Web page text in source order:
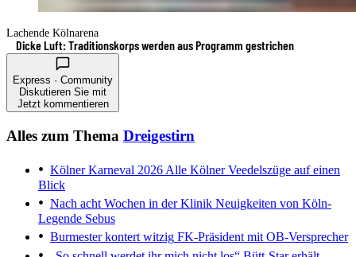
Lachende Kölnarena
Dicke Luft: Traditionskorps werden aus Programm gestrichen
Express · Community
Diskutieren Sie mit
Jetzt kommentieren
Alles zum Thema Dreigestirn
Kölner Karneval 2026 Alle Kölner Veedelszüge auf einen
Blick
Nach acht Wochen in der Klinik Neuigkeiten von Köln-
Legende Sebus
Burmester kontert witzig FK-Präsident mit OB-Versprecher